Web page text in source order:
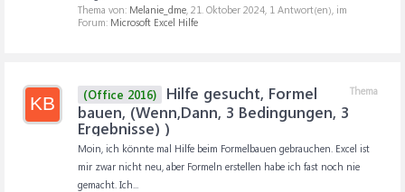
Thema von: Melanie_dme, 21. Oktober 2024, 1 Antwort(en), im
Forum: Microsoft Excel Hilfe
KB
Thema
(Office 2016)
Hilfe gesucht, Formel
bauen, (Wenn,Dann, 3 Bedingungen, 3
Ergebnisse) )
Moin, ich könnte mal Hilfe beim Formelbauen gebrauchen. Excel ist
mir zwar nicht neu, aber Formeln erstellen habe ich fast noch nie
gemacht. Ich...